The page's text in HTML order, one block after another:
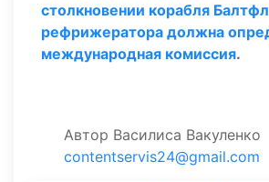
столкновении корабля
рефрижератора должна
международная комиссия.
Автор Василиса Вакуленко
contentservis24@gmail.com